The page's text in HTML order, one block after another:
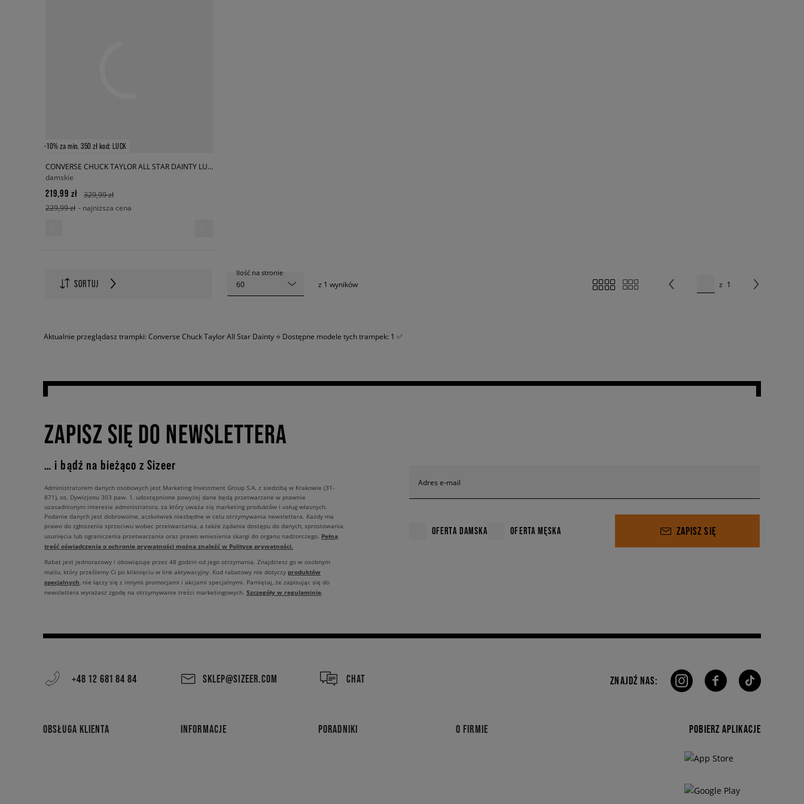
-10% za min. 350 zł kod: LUCK
CONVERSE CHUCK TAYLOR ALL STAR DAINTY LUCKY
damskie
219,99 zł
329,99 zł
229,99 zł - najniższa cena
SORTUJ
Ilość na stronie
60 z 1 wyników z 1
Aktualnie przeglądasz trampki: Converse Chuck Taylor All Star Dainty ⭐ Dostępne modele tych trampek: 1 ✅
ZAPISZ SIĘ DO NEWSLETTERA
… i bądź na bieżąco z Sizeer
Adres e-mail
OFERTA DAMSKA OFERTA MĘSKA ZAPISZ SIĘ
Administratorem danych osobowych jest Marketing Investment Group S.A. z siedzibą w Krakowie (31-
871), os. Dywizjonu 303 paw. 1, udostępnione powyżej dane będą przetwarzane w prawnie
uzasadnionym interesie administratora, za który uważa się marketing produktów i usług własnych.
Podanie danych jest dobrowolne, aczkolwiek niezbędne w celu otrzymywania newslettera. Każdy ma
prawo do zgłoszenia sprzeciwu wobec przetwarzania, a także żądania dostępu do danych, sprostowania,
usunięcia lub ograniczenia przetwarzania oraz prawo wniesienia skargi do organu nadzorczego. Pełną
treść oświadczenia o ochronie prywatności można znaleźć w Polityce prywatności.
Rabat jest jednorazowy i obowiązuje przez 48 godzin od jego otrzymania. Znajdziesz go w osobnym
mailu, który prześlemy Ci po kliknięciu w link aktywacyjny. Kod rabatowy nie dotyczy produktów
specjalnych, nie łączy się z innymi promocjami i akcjami specjalnymi. Pamiętaj, że zapisując się do
newslettera wyrażasz zgodę na otrzymywanie treści marketingowych. Szczegóły w regulaminie.
+48 12 681 84 84 SKLEP@SIZEER.COM CHAT
OBSŁUGA KLIENTA INFORMACJE PORADNIKI O FIRMIE
ZNAJDŹ NAS:
POBIERZ APLIKACJE